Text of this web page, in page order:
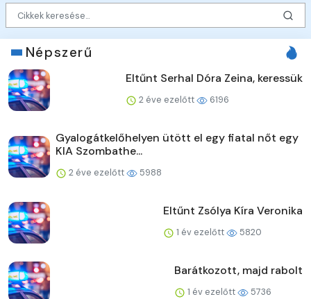
Népszerű
Eltűnt Serhal Dóra Zeina, keressük
2 éve ezelőtt 6196
Gyalogátkelőhelyen ütött el egy fiatal nőt egy
KIA Szombathe...
2 éve ezelőtt 5988
Eltűnt Zsólya Kíra Veronika
1 év ezelőtt 5820
Barátkozott, majd rabolt
1 év ezelőtt 5736